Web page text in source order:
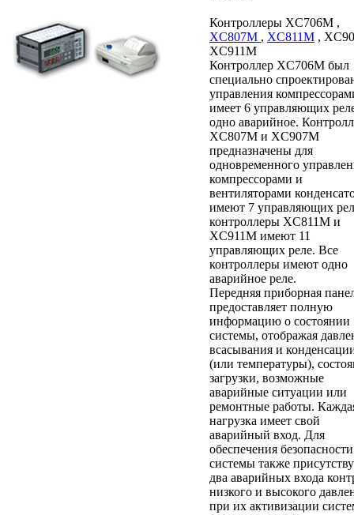
Контроллеры XC706M ,
XC807M , XC811M ,
XC911M
Контроллер XC706M был
специально
управления
имеет 6 управляющих
одно аварийное.
XC807M и XC907M
предназначены для
одновременного
компрессорами и
вентиляторами
имеют 7 управляющих
контроллеры XC811M и
XC911M имеют 11
управляющих реле. Все
контроллеры имеют одно
аварийное реле.
Передняя приборная
предоставляет полную
информацию о состоянии
системы, отображая
всасывания и
(или температуры),
загрузки, возможные
аварийные ситуации или
ремонтные работы.
нагрузка имеет свой
аварийный вход. Для
обеспечения
системы также
два аварийных входа
низкого и высокого
при их активизации